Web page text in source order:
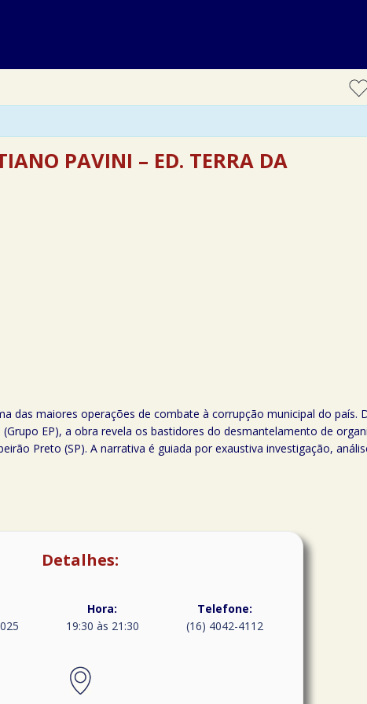
PAVINI – ED. TERRA DA
das maiores operações de combate à corrupção municipal do país.
EP), a obra revela os bastidores do desmantelamento de
Preto (SP). A narrativa é guiada por exaustiva investigação,
Detalhes:
Hora:
19:30 às 21:30
Telefone:
(16) 4042-4112